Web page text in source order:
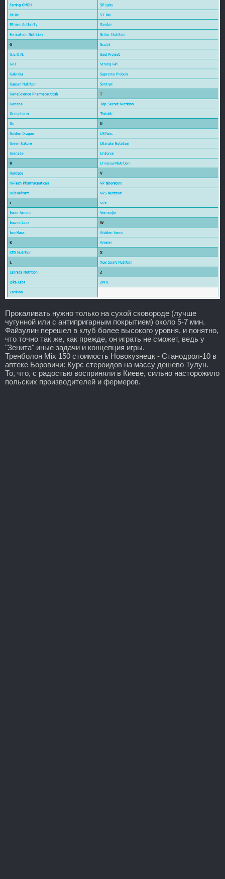
Прокаливать нужно только на сухой сковороде (лучше
чугунной или с антипригарным покрытием) около 5-7 мин.
Файзулин перешел в клуб более высокого уровня, и понятно,
что точно так же, как прежде, он играть не сможет, ведь у
"Зенита" иные задачи и концепция игры.
Тренболон Mix 150 стоимость Новокузнецк - Станодрол-10 в
аптеке Боровичи: Курс стероидов на массу дешево Тулун.
То, что, с радостью восприняли в Киеве, сильно насторожило
польских производителей и фермеров.